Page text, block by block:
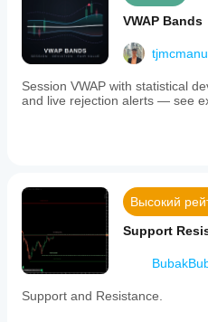
VWAP Bands
Session VWAP with statistical
and live rejection alerts — see
Высокий
Support
Support and Resistance.